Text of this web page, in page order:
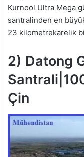
Kurnool Ultra Mega
santralinden en
23 kilometrekarelik
2) Datong
Çin